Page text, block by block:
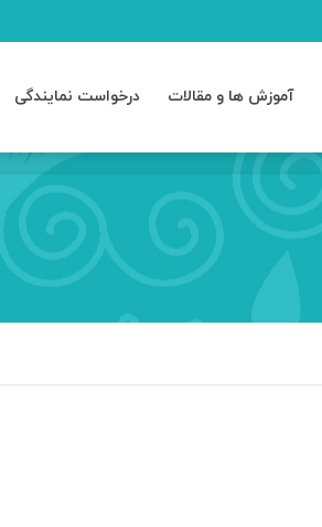
آموزش ها و مقالات درخواست نمایندگی